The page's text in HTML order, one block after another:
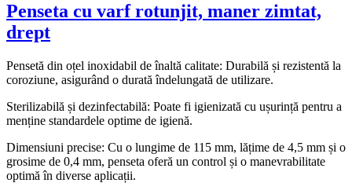
Penseta cu varf rotunjit, maner zimtat,
drept
Pensetă din oțel inoxidabil de înaltă calitate: Durabilă și rezistentă la
coroziune, asigurând o durată îndelungată de utilizare.
Sterilizabilă și dezinfectabilă: Poate fi igienizată cu ușurință pentru a
menține standardele optime de igienă.
Dimensiuni precise: Cu o lungime de 115 mm, lățime de 4,5 mm și o
grosime de 0,4 mm, penseta oferă un control și o manevrabilitate
optimă în diverse aplicații.